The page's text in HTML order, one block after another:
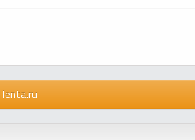
lenta.ru